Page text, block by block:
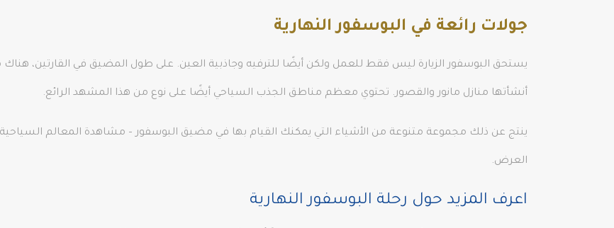
جولات رائعة في البوسفور النهارية
يستحق البوسفور الزيارة ليس فقط للعمل ولكن أيضًا للترفيه وجاذبية العين. على طول المضيق في القارتين، هناك
أنشأتها منازل مانور والقصور. تحتوي معظم مناطق الجذب السياحي أيضًا على نوع من هذا المشهد الرائع.
ينتج عن ذلك مجموعة متنوعة من الأشياء التي يمكنك القيام بها في مضيق البوسفور – مشاهدة المعالم
العرض.
اعرف المزيد حول رحلة البوسفور النهارية